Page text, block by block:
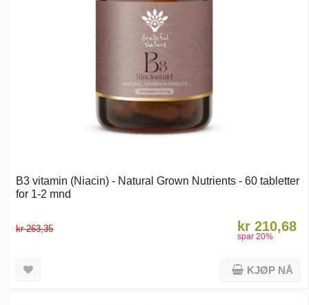
B3 vitamin (Niacin) - Natural Grown Nutrients - 60 tabletter
for 1-2 mnd
kr 263,35 kr 210,68
spar 20%
KJØP NÅ